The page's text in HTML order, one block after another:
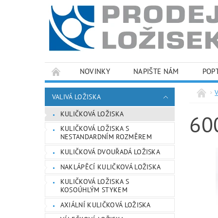
NOVINKY NAPIŠTE NÁM
PODMÍNKY OCHRANY OSOBNÍCH ÚDAJŮ
VALIVÁ LOŽISKA
KULIČKOVÁ LOŽISKA
KULIČKOVÁ LOŽISKA S
NESTANDARDNÍM ROZMĚREM
KULIČKOVÁ DVOUŘADÁ LOŽISKA
NAKLÁPĚCÍ KULIČKOVÁ LOŽISKA
KULIČKOVÁ LOŽISKA S
KOSOÚHLÝM STYKEM
AXIÁLNÍ KULIČKOVÁ LOŽISKA